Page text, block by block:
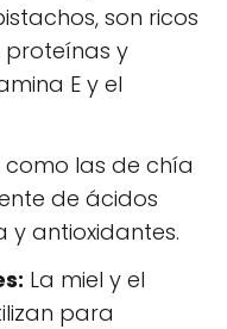
son ricos
proteínas y
E y el
como las de chía
de ácidos
antioxidantes.
La miel y el
para